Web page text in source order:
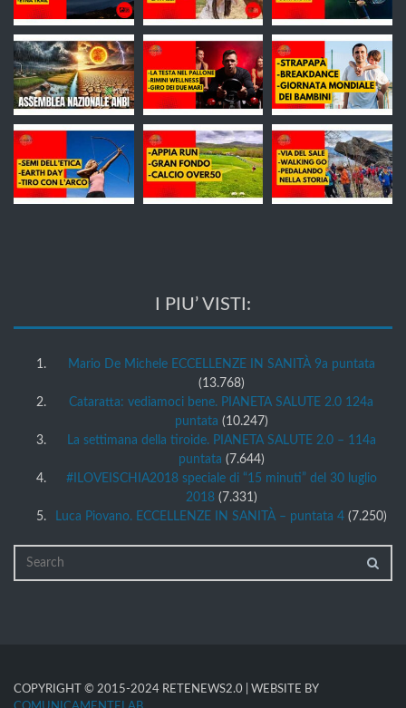
I PIU’ VISTI:
Mario De Michele ECCELLENZE IN SANITÀ 9a puntata
(13.768)
Cataratta: vediamoci bene. PIANETA SALUTE 2.0 124a
puntata (10.247)
La settimana della tiroide. PIANETA SALUTE 2.0 – 114a
puntata (7.644)
#ILOVEISCHIA2018 speciale di “15 minuti” del 30 luglio
2018 (7.331)
Luca Piovano. ECCELLENZE IN SANITÀ – puntata 4 (7.250)
COPYRIGHT © 2015-2024 RETENEWS2.0 | WEBSITE BY